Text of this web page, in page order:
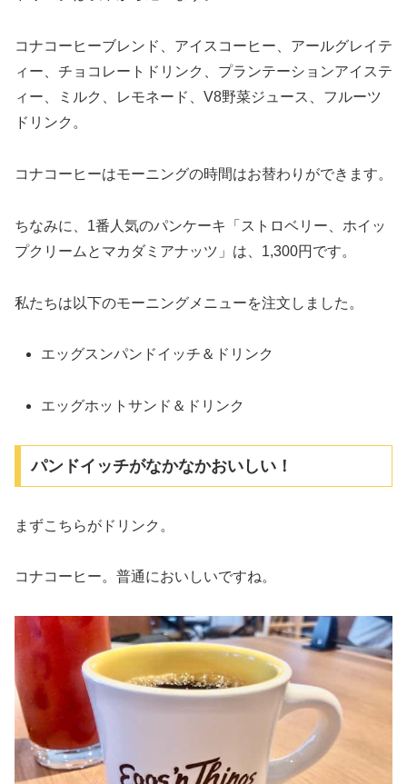
コナコーヒーブレンド、アイスコーヒー、アールグレイテ
ィー、チョコレートドリンク、プランテーションアイステ
ィー、ミルク、レモネード、V8野菜ジュース、フルーツ
ドリンク。
コナコーヒーはモーニングの時間はお替わりができます。
ちなみに、1番人気のパンケーキ「ストロベリー、ホイッ
プクリームとマカダミアナッツ」は、1,300円です。
私たちは以下のモーニングメニューを注文しました。
エッグスンパンドイッチ＆ドリンク
エッグホットサンド＆ドリンク
パンドイッチがなかなかおいしい！
まずこちらがドリンク。
コナコーヒー。普通においしいですね。